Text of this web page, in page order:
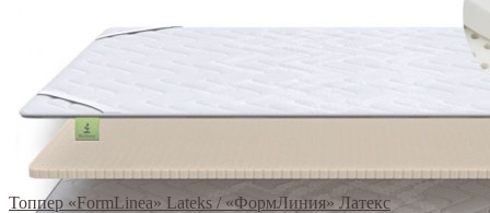
Топпер «FormLinea» Lateks / «ФормЛиния» Латекс